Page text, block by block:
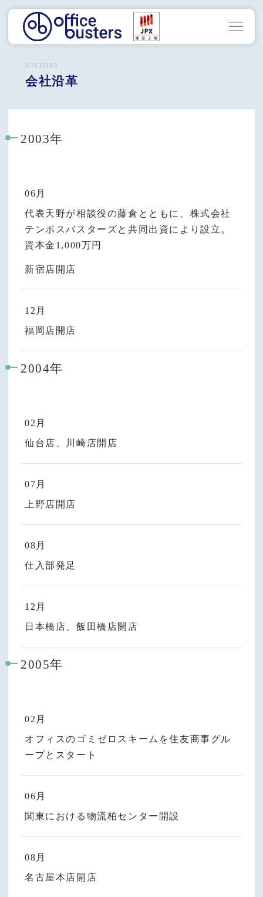
HISTORY
会社沿革
2003年
06月
代表天野が相談役の藤倉とともに、株式会社
テンポスバスターズと共同出資により設立。
資本金1,000万円
新宿店開店
12月
福岡店開店
2004年
02月
仙台店、川崎店開店
07月
上野店開店
08月
仕入部発足
12月
日本橋店、飯田橋店開店
2005年
02月
オフィスのゴミゼロスキームを住友商事グル
ープとスタート
06月
関東における物流柏センター開設
08月
名古屋本店開店